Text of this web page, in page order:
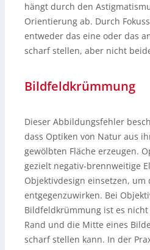
hängt durch den
Orientierung ab. Durch
entweder das eine oder das
scharf stellen, aber nicht
Bildfeldkrümmung
Dieser Abbildungsfehler
dass Optiken von Natur aus
gewölbten Fläche erzeugen.
gezielt negativ-brennweitige
Objektivdesign einsetzen, um
entgegenzuwirken. Bei
Bildfeldkrümmung ist es
Rand und die Mitte eines
scharf stellen kann. In der